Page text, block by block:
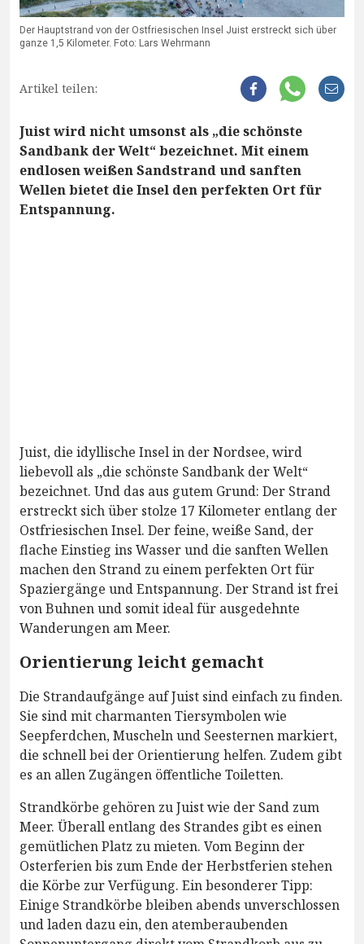
Der Hauptstrand von der Ostfriesischen Insel Juist erstreckt sich über
ganze 1,5 Kilometer. Foto: Lars Wehrmann
Artikel teilen:
Juist wird nicht umsonst als „die schönste
Sandbank der Welt“ bezeichnet. Mit einem
endlosen weißen Sandstrand und sanften
Wellen bietet die Insel den perfekten Ort für
Entspannung.
Juist, die idyllische Insel in der Nordsee, wird
liebevoll als „die schönste Sandbank der Welt“
bezeichnet. Und das aus gutem Grund: Der Strand
erstreckt sich über stolze 17 Kilometer entlang der
Ostfriesischen Insel. Der feine, weiße Sand, der
flache Einstieg ins Wasser und die sanften Wellen
machen den Strand zu einem perfekten Ort für
Spaziergänge und Entspannung. Der Strand ist frei
von Buhnen und somit ideal für ausgedehnte
Wanderungen am Meer.
Orientierung leicht gemacht
Die Strandaufgänge auf Juist sind einfach zu finden.
Sie sind mit charmanten Tiersymbolen wie
Seepferdchen, Muscheln und Seesternen markiert,
die schnell bei der Orientierung helfen. Zudem gibt
es an allen Zugängen öffentliche Toiletten.
Strandkörbe gehören zu Juist wie der Sand zum
Meer. Überall entlang des Strandes gibt es einen
gemütlichen Platz zu mieten. Vom Beginn der
Osterferien bis zum Ende der Herbstferien stehen
die Körbe zur Verfügung. Ein besonderer Tipp:
Einige Strandkörbe bleiben abends unverschlossen
und laden dazu ein, den atemberaubenden